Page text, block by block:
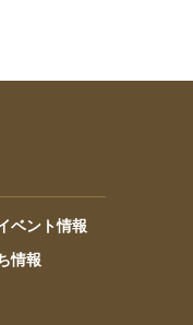
ベント情報
情報